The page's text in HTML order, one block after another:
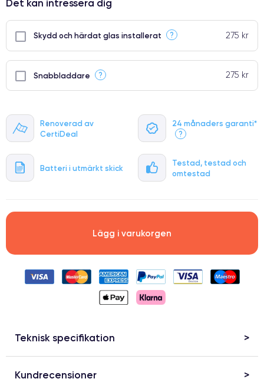
Renoverad av
CertiDeal
24 månaders garanti*
?
Batteri i utmärkt skick
Testad, testad och
omtestad
Det kan intressera dig
Skydd och härdat glas installerat ? 275 kr
Snabbladdare ? 275 kr
Lägg i varukorgen
Teknisk specifikation
Kundrecensioner